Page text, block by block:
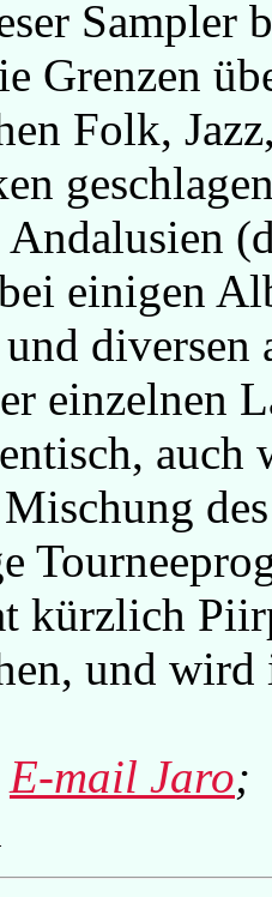
Sampler
Grenzen
Folk,
einigen
diversen
einzelnen
auch
kürzlich
und
E-mail Jaro;